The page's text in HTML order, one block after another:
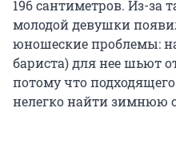
196 сантиметров. Из-за
молодой девушки
юношеские проблемы:
бариста) для нее шьют
потому что
нелегко найти зимнюю